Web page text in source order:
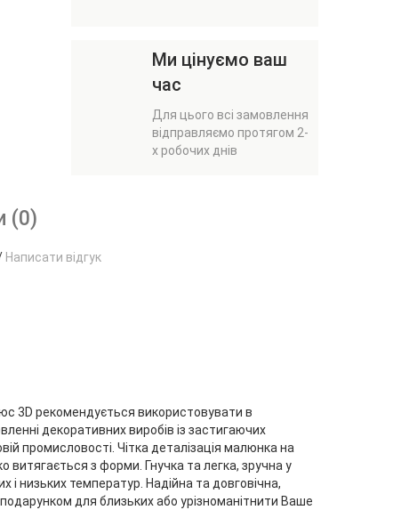
Ми цінуємо ваш
час
Для цього всі замовлення
відправляємо протягом 2-
х робочих днів
(0)
Написати відгук
3D рекомендується використовувати в
декоративних виробів із застигаючих
промисловості. Чітка деталізація малюнка на
з форми. Гнучка та легка, зручна у
низьких температур. Надійна та довговічна,
для близьких або урізноманітнити Ваше